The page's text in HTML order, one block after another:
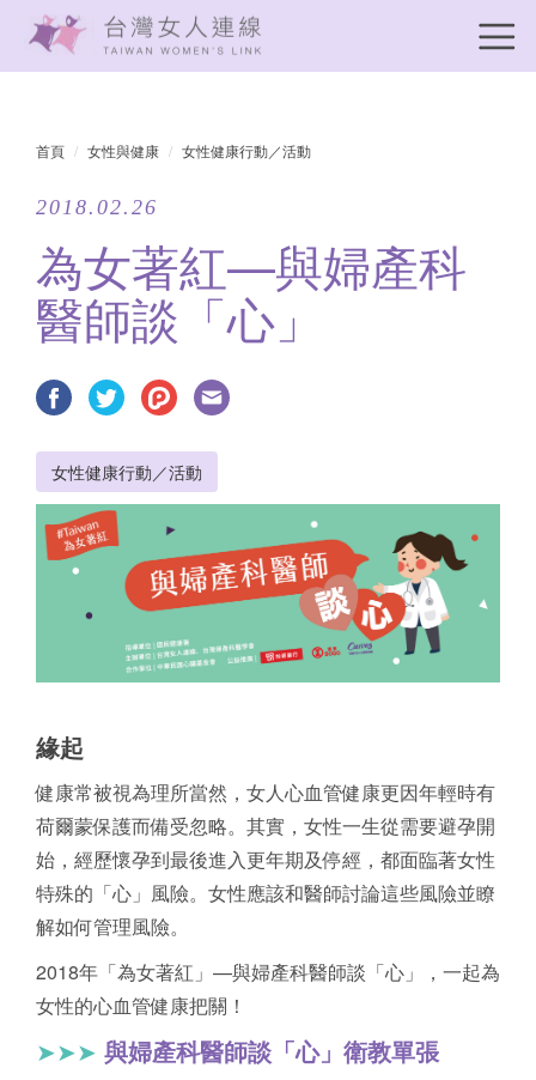
首頁 女性與健康 女性健康行動／活動
2018.02.26
為女著紅—與婦產科
醫師談「心」
女性健康行動／活動
緣起
健康常被視為理所當然，女人心血管健康更因年輕時有
荷爾蒙保護而備受忽略。其實，女性一生從需要避孕開
始，經歷懷孕到最後進入更年期及停經，都面臨著女性
特殊的「心」風險。女性應該和醫師討論這些風險並瞭
解如何管理風險。
2018年「為女著紅」—與婦產科醫師談「心」，一起為
女性的心血管健康把關！
➤➤➤ 與婦產科醫師談「心」衛教單張